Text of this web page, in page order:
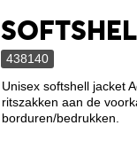
438140
Unisex softshell jacket
ritszakken aan de
borduren/bedrukken.